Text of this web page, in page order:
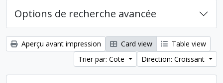
Options de recherche avancée
Aperçu avant impression Card view
Table view
Trier par: Cote
Direction: Croissant